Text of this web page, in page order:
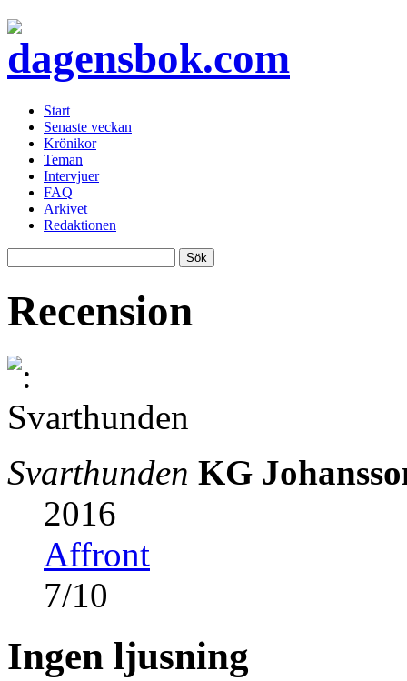
Start
Senaste veckan
Krönikor
Teman
Intervjuer
FAQ
Arkivet
Redaktionen
Recension
Svarthunden KG
2016
Affront
7/10
Ingen ljusning